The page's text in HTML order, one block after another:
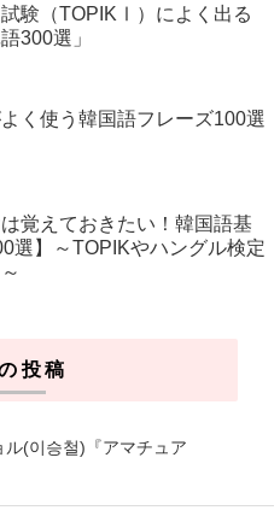
験（TOPIKⅠ）によく出る
300選」
く使う韓国語フレーズ100選
は覚えておきたい！韓国語基
選】～TOPIKやハングル検定
投稿
ル(이승철)『アマチュア